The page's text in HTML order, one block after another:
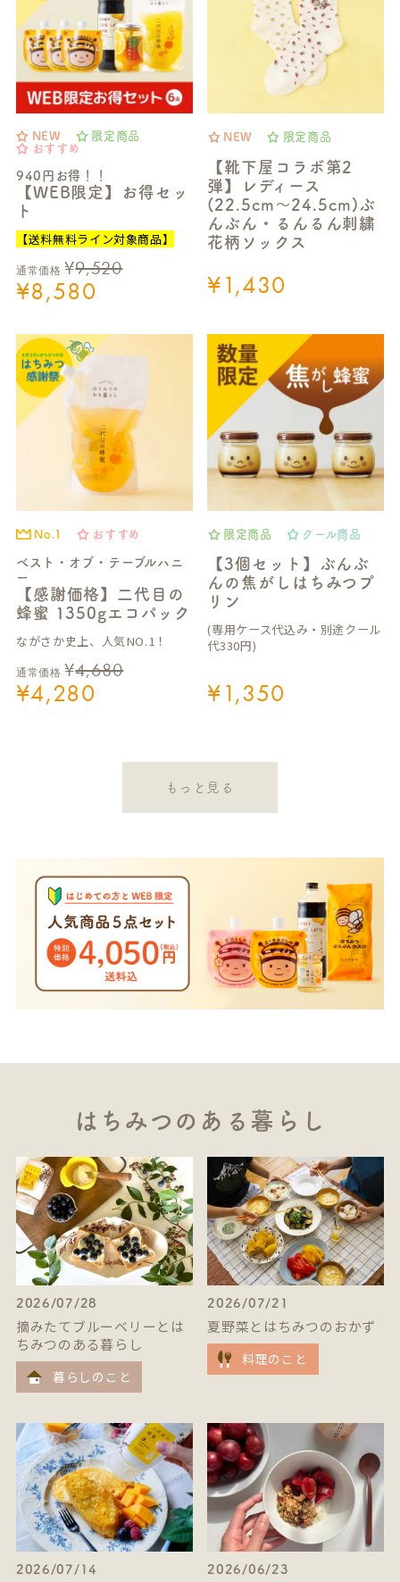
NEW
限定商品
おすすめ
940円お得！！
【WEB限定】お得セッ
ト
【送料無料ライン対象商品】
通常価格 ¥9,520
¥8,580
NEW 限定商品
【靴下屋コラボ第2
弾】レディース
(22.5cm～24.5cm)ぶ
んぶん・るんるん刺繍
花柄ソックス
¥1,430
No.1 おすすめ
ベスト・オブ・テーブルハニ
ー
【感謝価格】二代目の
蜂蜜 1350gエコパック
ながさか史上、人気NO.1！
通常価格 ¥4,680
¥4,280
限定商品 クール商品
【3個セット】ぶんぶ
んの焦がしはちみつプ
リン
(専用ケース代込み・別途クール
代330円)
¥1,350
もっと見る
はちみつのある暮らし
2026/07/28
摘みたてブルーベリーとは
ちみつのある暮らし
暮らしのこと
2026/07/21
夏野菜とはちみつのおかず
料理のこと
2026/07/14 2026/06/23